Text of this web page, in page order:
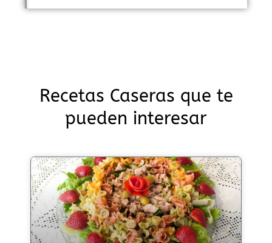
Recetas Caseras que te
pueden interesar